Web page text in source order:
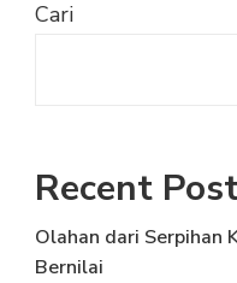
Cari
Recent
Olahan dari Serpihan
Bernilai